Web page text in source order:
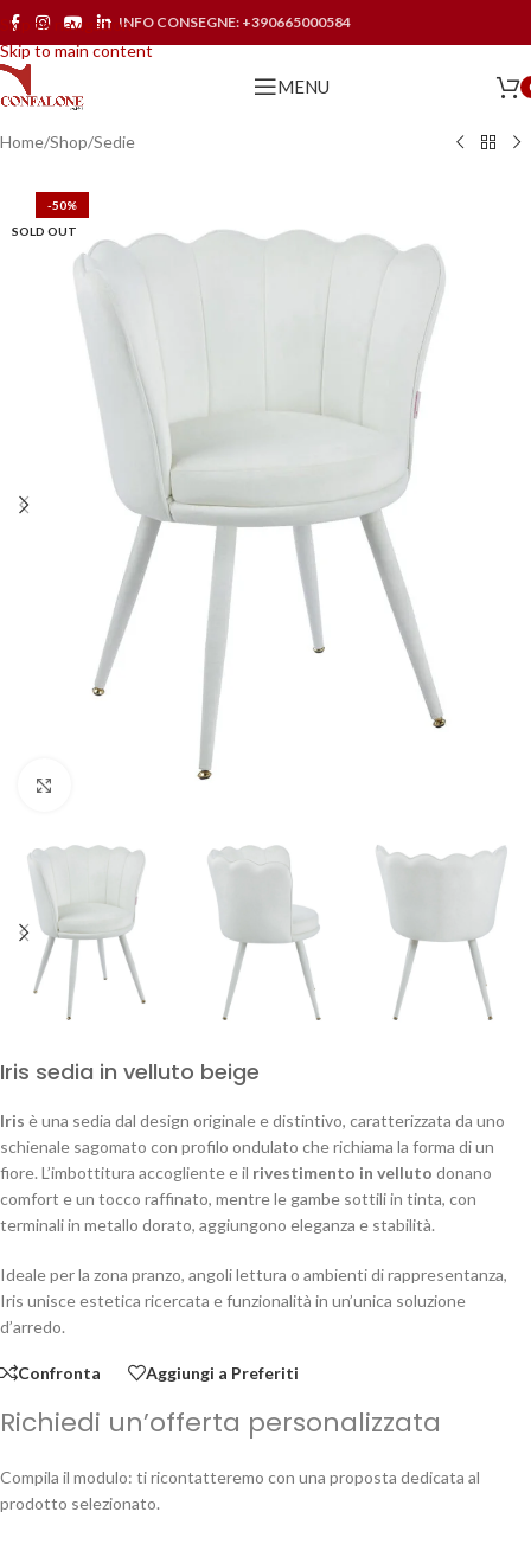
Skip to navigation
Skip to main content
INFO CONSEGNE: +390665000584
MENU
Home/Shop/Sedie
-50%
SOLD OUT
Iris sedia in velluto beige
Iris è una sedia dal design originale e distintivo, caratterizzata da uno
schienale sagomato con profilo ondulato che richiama la forma di un
fiore. L’imbottitura accogliente e il rivestimento in velluto donano
comfort e un tocco raffinato, mentre le gambe sottili in tinta, con
terminali in metallo dorato, aggiungono eleganza e stabilità.
Ideale per la zona pranzo, angoli lettura o ambienti di rappresentanza,
Iris unisce estetica ricercata e funzionalità in un’unica soluzione
d’arredo.
Confronta Aggiungi a Preferiti
Richiedi un’offerta personalizzata
Compila il modulo: ti ricontatteremo con una proposta dedicata al
prodotto selezionato.